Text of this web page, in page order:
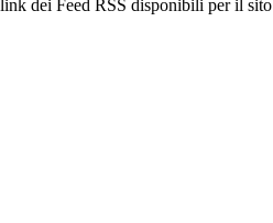
dei Feed RSS disponibili per il sito